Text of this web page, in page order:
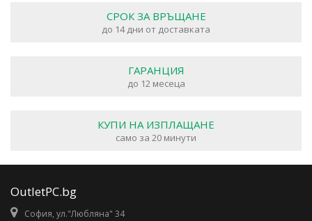
СРОК ЗА ВРЪЩАНЕ
до 14 дни от доставката
ГАРАНЦИЯ
до 12 месеца
КУПИ НА ИЗПЛАЩАНЕ
само за 20 минути
OutletPC.bg
София, ул."Любляна" 34